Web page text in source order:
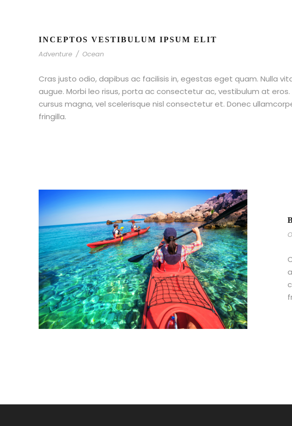
INCEPTOS VESTIBULUM IPSUM ELIT
Adventure / Ocean
Cras justo odio, dapibus ac facilisis in, egestas eget quam. Nulla
augue. Morbi leo risus, porta ac consectetur ac, vestibulum at
cursus magna, vel scelerisque nisl consectetur et. Donec
fringilla.